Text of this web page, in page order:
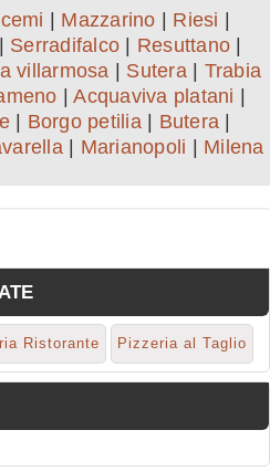
Mazzarino Riesi
Serradifalco Resuttano
villarmosa Sutera| Trabia
|Acquaviva platani
| Borgo petilia| Butera
| Marianopoli
Milena
Ristorante Pizzeria al Taglio